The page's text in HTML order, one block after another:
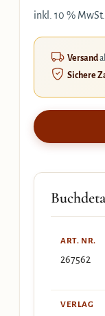
inkl. 10 % MwSt.
Versand
Sichere
ART. NR.
267562
VERLAG